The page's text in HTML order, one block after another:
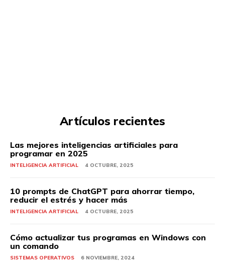
Artículos recientes
Las mejores inteligencias artificiales para
programar en 2025
INTELIGENCIA ARTIFICIAL 4 OCTUBRE, 2025
10 prompts de ChatGPT para ahorrar tiempo,
reducir el estrés y hacer más
INTELIGENCIA ARTIFICIAL 4 OCTUBRE, 2025
Cómo actualizar tus programas en Windows con
un comando
SISTEMAS OPERATIVOS 6 NOVIEMBRE, 2024